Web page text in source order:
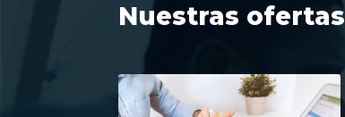
Nuestras ofertas